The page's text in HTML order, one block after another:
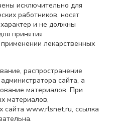
исключительно для
работников, носят
и не должны
принятия
лекарственных
распространение
сайта, а
материалов. При
материалов,
сайта www.rlsnet.ru, ссылка